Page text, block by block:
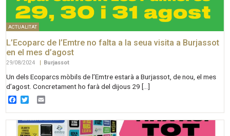
ACTUALITAT
L’Ecoparc de l’Emtre no falta a la seua visita a Burjassot
en el mes d’agost
29/08/2024 Burjassot
Un dels Ecoparcs mòbils de l’Emtre estarà a Burjassot, de nou, el mes
d’agost. Concretament ho farà del dijous 29 […]
Facebook
Twitter